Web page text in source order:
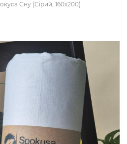
Сну (Сірий, 160х200)